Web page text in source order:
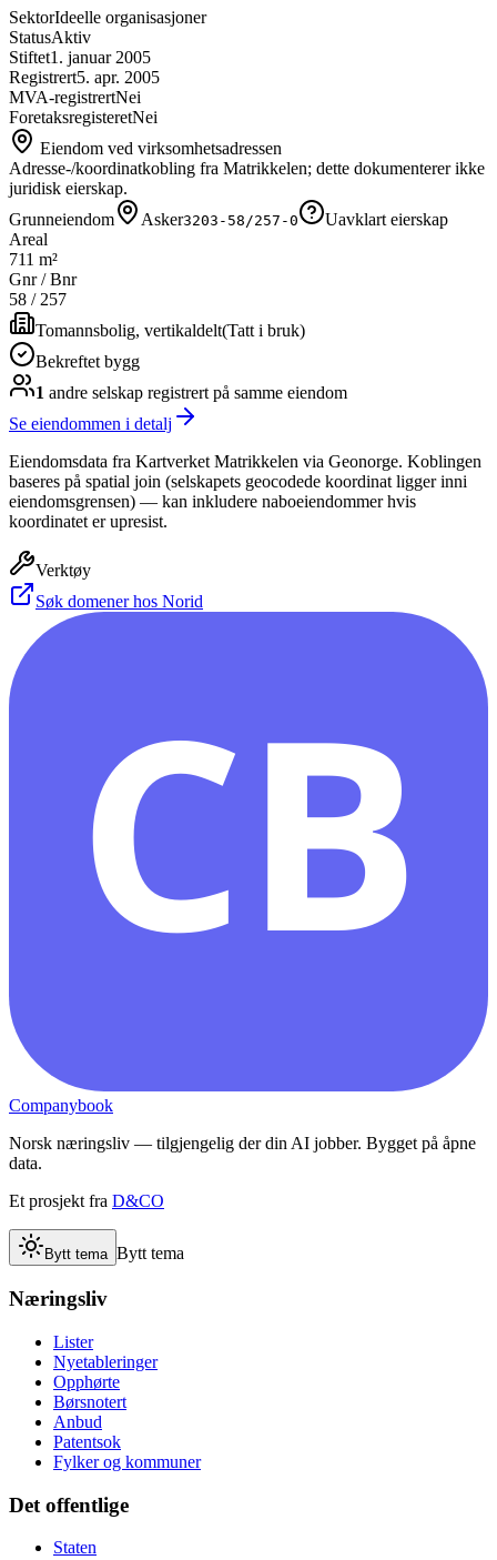
SektorIdeelle organisasjoner
StatusAktiv
Stiftet1. januar 2005
Registrert5. apr. 2005
MVA-registrertNei
ForetaksregisteretNei
Eiendom ved virksomhetsadressen
Adresse-/koordinatkobling fra Matrikkelen; dette dokumenterer ikke
juridisk eierskap.
Grunneiendom
Asker3203-58/257-0
Uavklart eierskap
Areal
711 m²
Gnr / Bnr
58 /257
Tomannsbolig, vertikaldelt(Tatt i bruk)
Bekreftet bygg
1 andre selskap registrert på samme eiendom
Se eiendommen i detalj
Eiendomsdata fra Kartverket Matrikkelen via Geonorge. Koblingen
baseres på spatial join (selskapets geocodede koordinat ligger inni
eiendomsgrensen) — kan inkludere naboeiendommer hvis
koordinatet er upresist.
Verktøy
Søk domener hos Norid
CB
Companybook
Norsk næringsliv — tilgjengelig der din AI jobber. Bygget på åpne
data.
Et prosjekt fra D&CO
Bytt tema Bytt tema
Næringsliv
Lister
Nyetableringer
Opphørte
Børsnotert
Anbud
Patentsok
Fylker og kommuner
Det offentlige
Staten